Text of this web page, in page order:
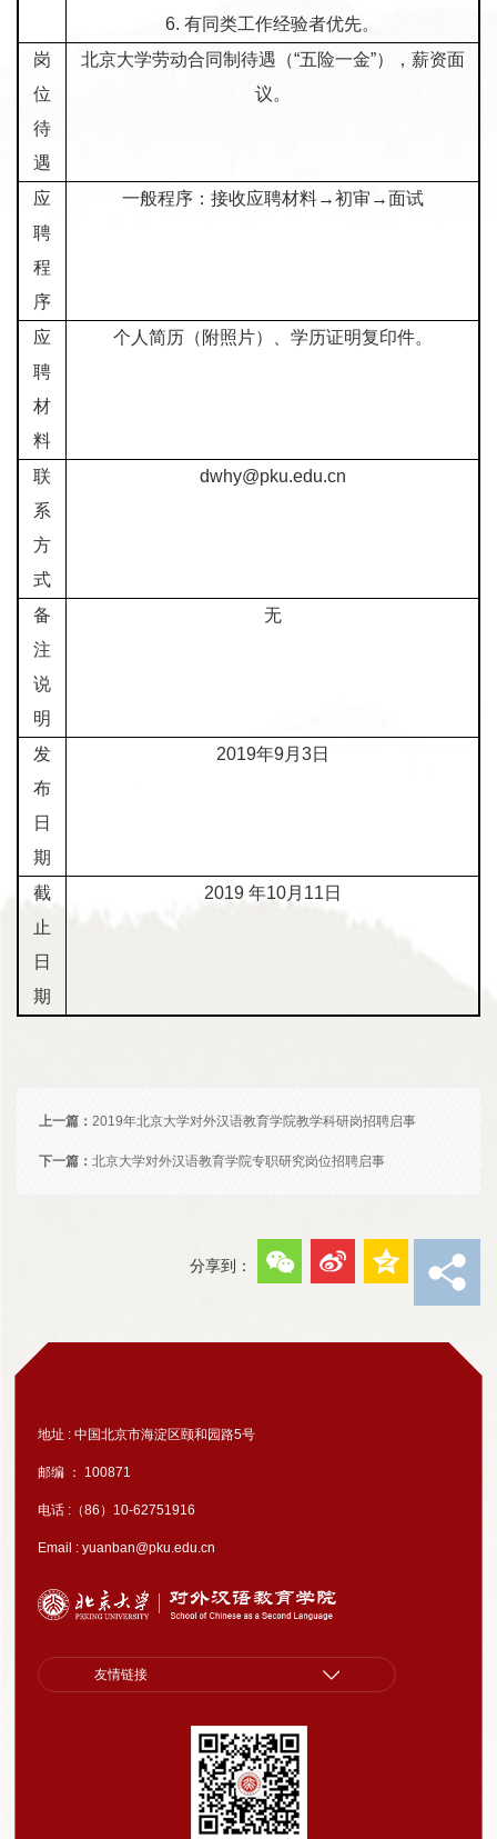
6. 有同类工作经验者优先。
岗
位
待
遇
北京大学劳动合同制待遇（“五险一金”），薪资面
议。
应
聘
程
序
一般程序：接收应聘材料→初审 →面试
应
聘
材
料
个人简历（附照片）、学历证明复印件。
联
系
方
式
dwhy@pku.edu.cn
备
注
说
明
无
发
布
日
期
2019年9月 3日
截
止
日
期
2019 年10月 11 日
上一篇： 2019年北京大学对外汉语教育学院教学科研岗招聘启事
下一篇： 北京大学对外汉语教育学院专职研究岗位招聘启事
分享到：
地址 : 中国北京市海淀区颐和园路5号
邮编 ： 100871
电话 :（86）10-62751916
Email : yuanban@pku.edu.cn
友情链接